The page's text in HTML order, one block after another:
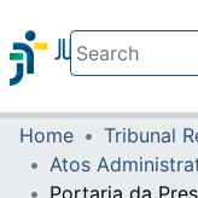
Communities &
All of DSpace
Home
Atos